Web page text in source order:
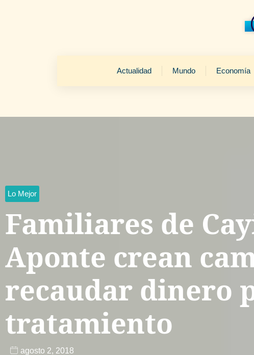
Actualidad Mundo Economía
Lo Mejor
Familiares de
Aponte crean
recaudar dinero
tratamiento
agosto 2, 2018